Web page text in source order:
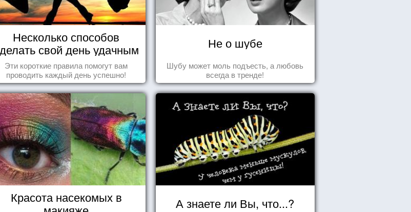
Несколько способов
свой день удачным
Эти короткие правила помогут вам
проводить каждый день успешно!
Не о шубе
Шубу может моль подъесть, а любовь
всегда в тренде!
Красота насекомых в
А знаете ли Вы, что...?